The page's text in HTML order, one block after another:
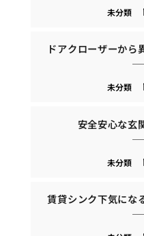
未分類
ドアクローザーから
未分類
安全安心な玄
未分類
賃貸シンク下気にな